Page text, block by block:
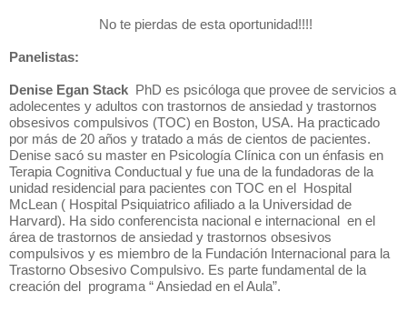
No te pierdas de esta oportunidad!!!!
Panelistas:
Denise Egan Stack PhD es psicóloga que provee de servicios a
adolecentes y adultos con trastornos de ansiedad y trastornos
obsesivos compulsivos (TOC) en Boston, USA. Ha practicado
por más de 20 años y tratado a más de cientos de pacientes.
Denise sacó su master en Psicología Clínica con un énfasis en
Terapia Cognitiva Conductual y fue una de la fundadoras de la
unidad residencial para pacientes con TOC en el Hospital
McLean ( Hospital Psiquiatrico afiliado a la Universidad de
Harvard). Ha sido conferencista nacional e internacional en el
área de trastornos de ansiedad y trastornos obsesivos
compulsivos y es miembro de la Fundación Internacional para la
Trastorno Obsesivo Compulsivo. Es parte fundamental de la
creación del programa “ Ansiedad en el Aula”.